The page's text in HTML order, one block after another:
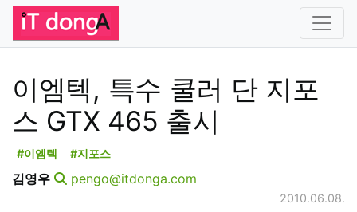
이엠텍, 특수 쿨러 단 지포
스 GTX 465 출시
#이엠텍 #지포스
김영우 pengo@itdonga.com
2010.06.08.